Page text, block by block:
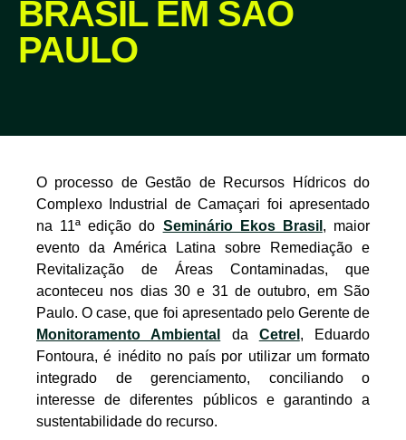
BRASIL EM SÃO
PAULO
O processo de Gestão de Recursos Hídricos do
Complexo Industrial de Camaçari foi apresentado
na 11ª edição do Seminário Ekos Brasil , maior
evento da América Latina sobre Remediação e
Revitalização de Áreas Contaminadas, que
aconteceu nos dias 30 e 31 de outubro, em São
Paulo. O case, que foi apresentado pelo Gerente de
Monitoramento Ambiental
da Cetrel , Eduardo
Fontoura, é inédito no país por utilizar um formato
integrado de gerenciamento, conciliando o
interesse de diferentes públicos e garantindo a
sustentabilidade do recurso.